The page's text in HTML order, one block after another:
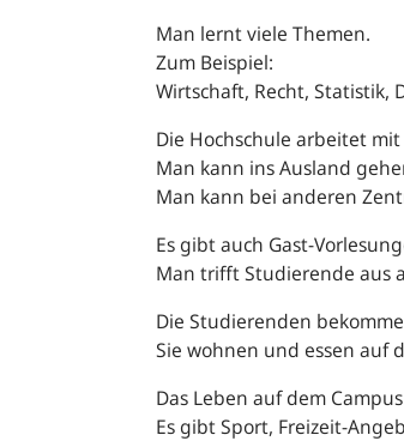
Man lernt viele Themen.
Zum Beispiel:
Wirtschaft, Recht, Statistik,
Die Hochschule arbeitet
Man kann ins Ausland
Man kann bei anderen
Es gibt auch Gast-
Man trifft Studierende aus
Die Studierenden
Sie wohnen und essen auf
Das Leben auf dem
Es gibt Sport, Freizeit-